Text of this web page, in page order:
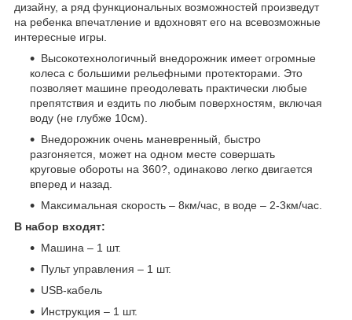
дизайну, а ряд функциональных возможностей произведут
на ребенка впечатление и вдохновят его на всевозможные
интересные игры.
Высокотехнологичный внедорожник имеет огромные
колеса с большими рельефными протекторами. Это
позволяет машине преодолевать практически любые
препятствия и ездить по любым поверхностям, включая
воду (не глубже 10см).
Внедорожник очень маневренный, быстро
разгоняется, может на одном месте совершать
круговые обороты на 360?, одинаково легко двигается
вперед и назад.
Максимальная скорость – 8км/час, в воде – 2-3км/час.
В набор входят:
Машина – 1 шт.
Пульт управления – 1 шт.
USB-кабель
Инструкция – 1 шт.